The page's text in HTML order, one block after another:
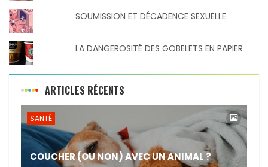
SOUMISSION ET DÉCADENCE SEXUELLE
LA DANGEROSITÉ DES GOBELETS EN PAPIER
ARTICLES RÉCENTS
SANTÉ
COUCHER (OU NON) AVEC UN ANIMAL ?